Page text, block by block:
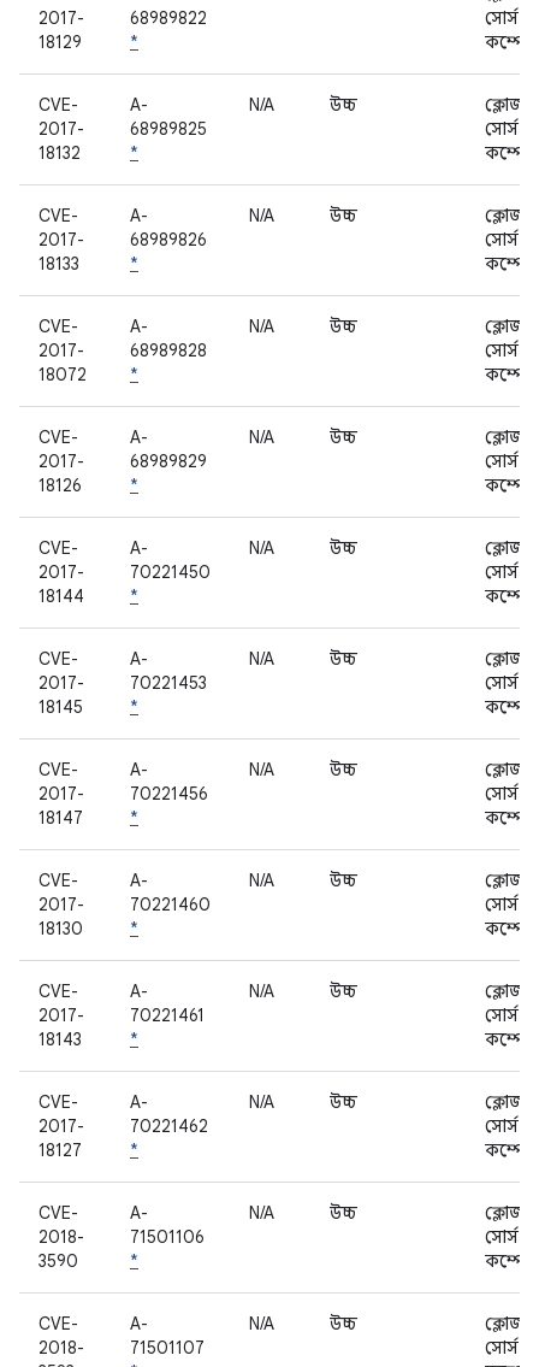
2017-
18129
68989822
*
সোর্স
CVE-
2017-
18132
A-
68989825
*
N/A উচ্চ
ক্লোজড
সোর্স
CVE-
2017-
18133
A-
68989826
*
N/A উচ্চ
ক্লোজড
সোর্স
CVE-
2017-
18072
A-
68989828
*
N/A উচ্চ
ক্লোজড
সোর্স
CVE-
2017-
18126
A-
68989829
*
N/A উচ্চ
ক্লোজড
সোর্স
CVE-
2017-
18144
A-
70221450
*
N/A উচ্চ
ক্লোজড
সোর্স
CVE-
2017-
18145
A-
70221453
*
N/A উচ্চ
ক্লোজড
সোর্স
CVE-
2017-
18147
A-
70221456
*
N/A উচ্চ
ক্লোজড
সোর্স
CVE-
2017-
18130
A-
70221460
*
N/A উচ্চ
ক্লোজড
সোর্স
CVE-
2017-
18143
A-
70221461
*
N/A উচ্চ
ক্লোজড
সোর্স
CVE-
2017-
18127
A-
70221462
*
N/A উচ্চ
ক্লোজড
সোর্স
CVE-
2018-
3590
A-
71501106
*
N/A উচ্চ
ক্লোজড
সোর্স
CVE-
2018-
A-
71501107
N/A উচ্চ
ক্লোজড
সোর্স